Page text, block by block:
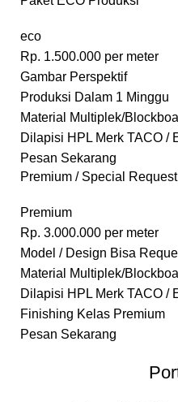
eco
Rp. 1.500.000 per meter
Gambar Perspektif
Produksi Dalam 1 Minggu
Material Multiplek/
Dilapisi HPL Merk TACO /
Pesan Sekarang
Premium / Special Request
Premium
Rp. 3.000.000 per meter
Model / Design Bisa
Material Multiplek/
Dilapisi HPL Merk TACO /
Finishing Kelas Premium
Pesan Sekarang